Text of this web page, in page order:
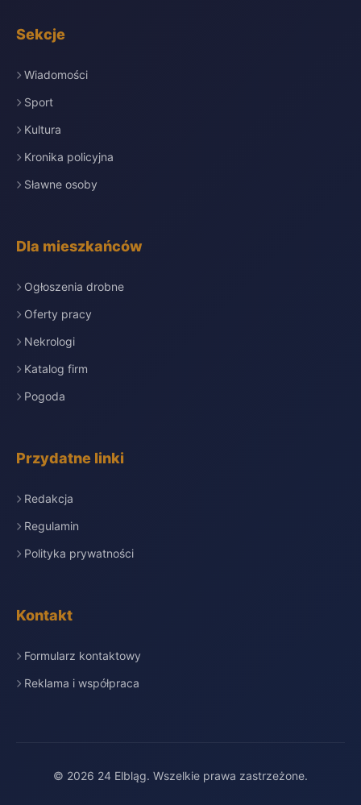
Sekcje
Wiadomości
Sport
Kultura
Kronika policyjna
Sławne osoby
Dla mieszkańców
Ogłoszenia drobne
Oferty pracy
Nekrologi
Katalog firm
Pogoda
Przydatne linki
Redakcja
Regulamin
Polityka prywatności
Kontakt
Formularz kontaktowy
Reklama i współpraca
© 2026 24 Elbląg. Wszelkie prawa zastrzeżone.